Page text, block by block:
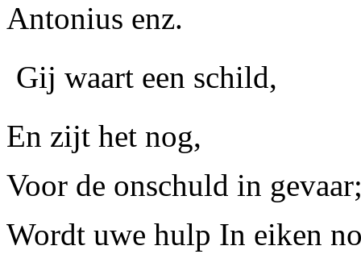
Antonius enz.
Gij waart een schild,
En zijt het nog,
Voor de onschuld in
Wordt uwe hulp In eiken